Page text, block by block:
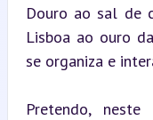
Douro ao sal de
Lisboa ao ouro
se organiza e
Pretendo, neste